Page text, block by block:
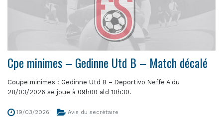
Cpe minimes – Gedinne Utd B – Match décalé
Coupe minimes : Gedinne Utd B – Deportivo Neffe A du
28/03/2026 se joue à 09h00 ald 10h30.
19/03/2026 Avis du secrétaire